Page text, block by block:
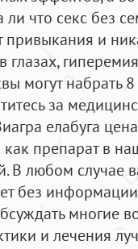
ли что секс без
и
глазах,
могут набрать
за
елабуга
препарат в
В любом случае
без
многие
и лечения